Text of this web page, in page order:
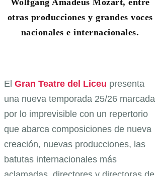
otras producciones y grandes voces
nacionales e internacionales.
El Gran Teatre del Liceu presenta
una nueva temporada 25/26 marcada
por lo imprevisible con un repertorio
que abarca composiciones de nueva
creación, nuevas producciones, las
batutas internacionales más